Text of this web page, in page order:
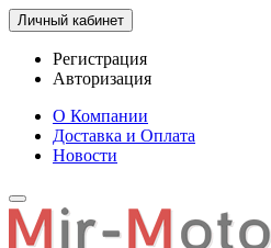
Личный кабинет
Регистрация
Авторизация
О Компании
Доставка и Оплата
Новости